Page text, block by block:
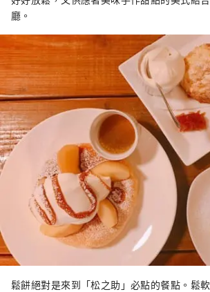
廳。
鬆餅絕對是來到「松之助」必點的餐點。鬆